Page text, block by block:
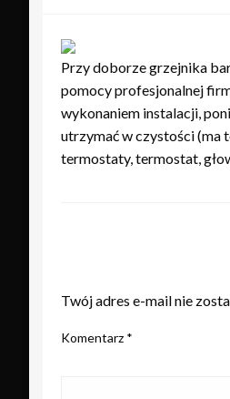
Przy doborze grzejnika
pomocy profesjonalnej
wykonaniem instalacji,
utrzymać w czystości (ma
termostaty, termostat,
Twój adres e-mail nie
Komentarz *